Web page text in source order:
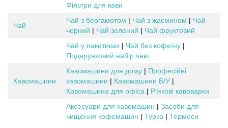
Фільтри для кави
Чай
Чай з бергамотом | Чай з жасмином | Чай
чорний | Чай зелений | Чай фруктовий
Чай у пакетиках | Чай без кофеїну |
Подарунковий набір чаю
Кавомашини
Кавомашини для дому | Професійні
кавомашини | Кавомашини Б/У |
Кавомашина для офіса | Ріжкові кавоварки
Аксесуари для кавомашин | Засоби для
чищення кофемашин | Турка | Термоси